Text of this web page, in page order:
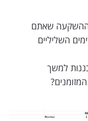
ההשקעה שאתם
השליליים
למשך